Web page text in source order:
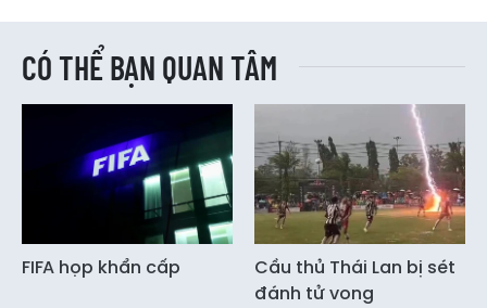
CÓ THỂ BẠN QUAN TÂM
FIFA họp khẩn cấp
Cầu thủ Thái Lan bị sét
đánh tử vong